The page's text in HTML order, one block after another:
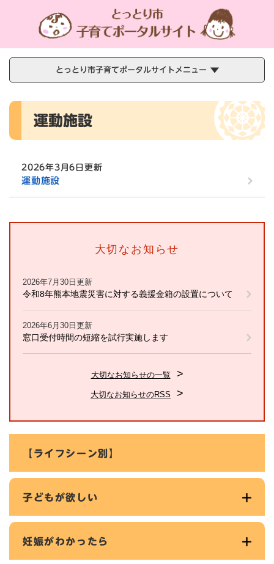
メニューを飛ばして本文へ
とっとり市子育てポータルサイトメニュー
本
運動施設
2026年3月6日更新
運動施設
大切なお知らせ
2026年7月30日更新
令和8年熊本地震災害に対する義援金箱の設置について
2026年6月30日更新
窓口受付時間の短縮を試行実施します
大切なお知らせの一覧
大切なお知らせのRSS
【ライフシーン別】
子どもが欲しい
妊娠がわかったら